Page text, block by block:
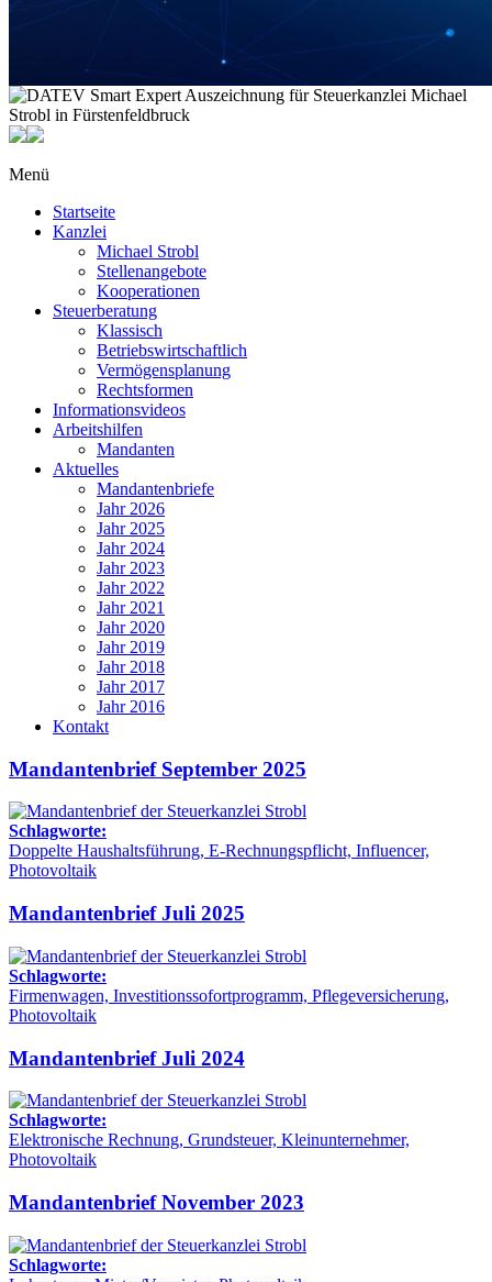
Menü
Startseite
Kanzlei
Michael Strobl
Stellenangebote
Kooperationen
Steuerberatung
Klassisch
Betriebswirtschaftlich
Vermögensplanung
Rechtsformen
Informationsvideos
Arbeitshilfen
Mandanten
Aktuelles
Mandantenbriefe
Jahr 2026
Jahr 2025
Jahr 2024
Jahr 2023
Jahr 2022
Jahr 2021
Jahr 2020
Jahr 2019
Jahr 2018
Jahr 2017
Jahr 2016
Kontakt
Mandantenbrief September 2025
Schlagworte:
Doppelte Haushaltsführung, E-Rechnungspflicht, Influencer,
Photovoltaik
Mandantenbrief Juli 2025
Schlagworte:
Firmenwagen, Investitionssofortprogramm, Pflegeversicherung,
Photovoltaik
Mandantenbrief Juli 2024
Schlagworte:
Elektronische Rechnung, Grundsteuer, Kleinunternehmer,
Photovoltaik
Mandantenbrief November 2023
Schlagworte: